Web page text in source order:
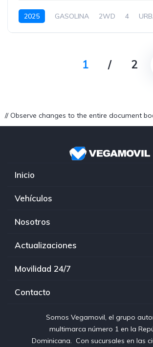
2025 GASOLINA 2WD 4
1 / 2
// Observe changes to the entire document
Inicio
Vehículos
Nosotros
Actualizaciones
Movilidad 24/7
Contacto
Somos Vegamovil, el grupo
multimarca número 1 en la
Dominicana⁣. ⁣ Con sucursales en las